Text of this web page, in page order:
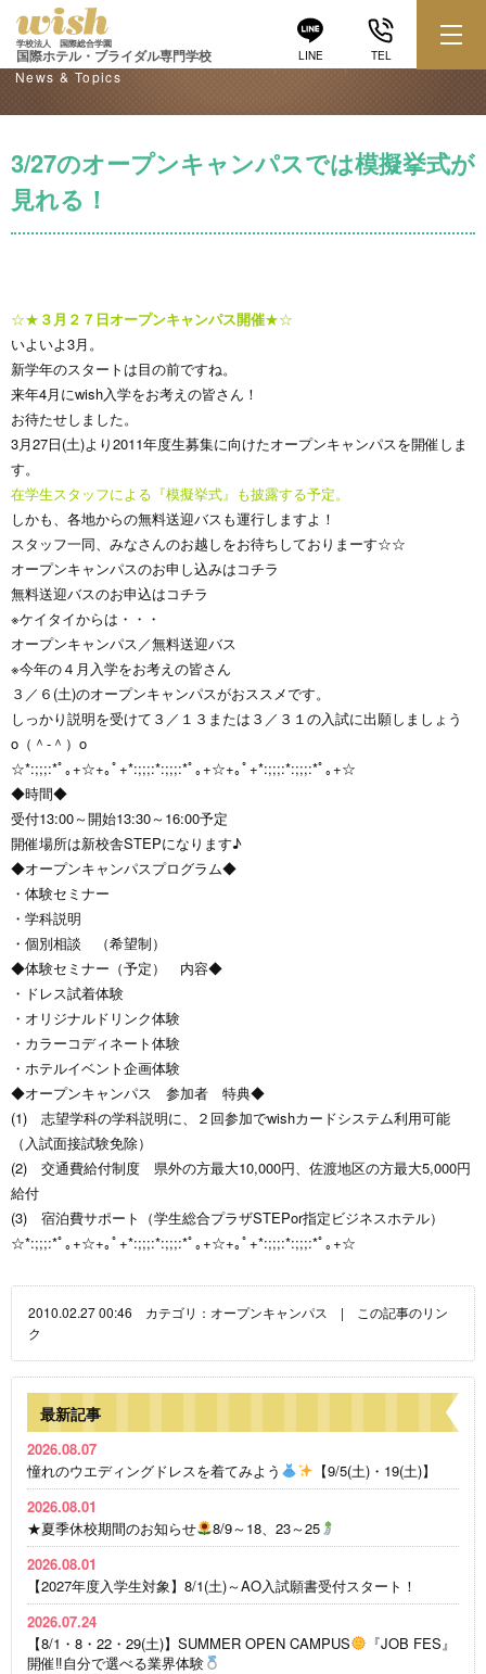
LINE TEL
学校法人 国際総合学園
国際ホテル・ブライダル専門学校
学校からのお知らせ
News & Topics
3/27のオープンキャンパスでは模擬挙式が
見れる！
☆★ ３月２７日オープンキャンパス開催★☆
いよいよ3月。
新学年のスタートは目の前ですね。
来年4月にwish入学をお考えの皆さん！
お待たせしました。
3月27日(土)より2011年度生募集に向けたオープンキャンパスを開催しま
す。
在学生スタッフによる『模擬挙式』も披露する予定。
しかも、各地からの無料送迎バスも運行しますよ！
スタッフ一同、みなさんのお越しをお待ちしておりまーす☆☆
オープンキャンパスのお申し込みはコチラ
無料送迎バスのお申込はコチラ
※ケイタイからは・・・
オープンキャンパス／無料送迎バス
※今年の４月入学をお考えの皆さん
３／６(土)のオープンキャンパスがおススメです。
しっかり説明を受けて３／１３または３／３１の入試に出願しましょう
o（＾-＾）o
☆*:;;;:*ﾟ｡+☆+｡ﾟ+*:;;;:*:;;;:*ﾟ｡+☆+｡ﾟ+*:;;;:*:;;;:*ﾟ｡+☆
◆時間◆
受付13:00～開始13:30～16:00予定
開催場所は新校舎STEPになります♪
◆オープンキャンパスプログラム◆
・体験セミナー
・学科説明
・個別相談 （希望制）
◆体験セミナー（予定） 内容◆
・ドレス試着体験
・オリジナルドリンク体験
・カラーコディネート体験
・ホテルイベント企画体験
◆オープンキャンパス 参加者 特典◆
(1) 志望学科の学科説明に、２回参加でwishカードシステム利用可能
（入試面接試験免除）
(2) 交通費給付制度 県外の方最大10,000円、佐渡地区の方最大5,000円
給付
(3) 宿泊費サポート（学生総合プラザSTEPor指定ビジネスホテル）
☆*:;;;:*ﾟ｡+☆+｡ﾟ+*:;;;:*:;;;:*ﾟ｡+☆+｡ﾟ+*:;;;:*:;;;:*ﾟ｡+☆
2010.02.27 00:46 カテゴリ： オープンキャンパス |
この記事のリン
ク
最新記事
2026.08.07
憧れのウエディングドレスを着てみよう
【9/5(土)・19(土)】
2026.08.01
★夏季休校期間のお知らせ
8/9～18、23～25
2026.08.01
【2027年度入学生対象】8/1(土)～AO入試願書受付スタート！
2026.07.24
【8/1・8・22・29(土)】SUMMER OPEN CAMPUS
『JOB FES』
開催‼自分で選べる業界体験